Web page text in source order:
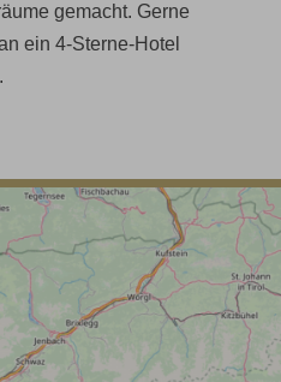
gemacht. Gerne
ein 4-Sterne-Hotel